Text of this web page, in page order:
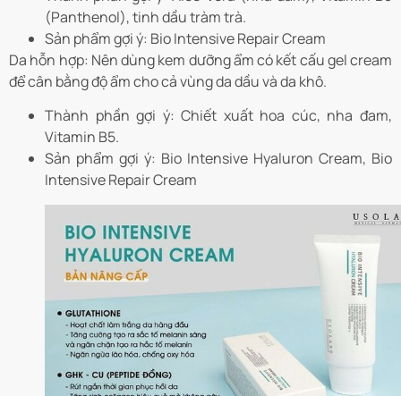
(Panthenol), tinh dầu tràm trà.
Sản phẩm gợi ý: Bio Intensive Repair Cream
Da hỗn hợp: Nên dùng kem dưỡng ẩm có kết cấu gel cream
để cân bằng độ ẩm cho cả vùng da dầu và da khô.
Thành phần gợi ý: Chiết xuất hoa cúc, nha đam,
Vitamin B5.
Sản phẩm gợi ý: Bio Intensive Hyaluron Cream, Bio
Intensive Repair Cream